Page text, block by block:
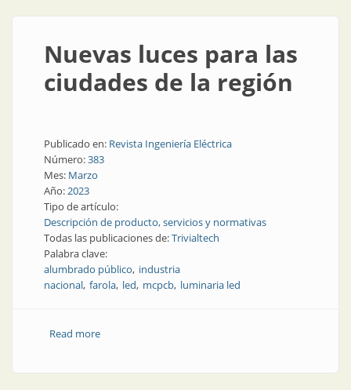
Nuevas luces para las
ciudades de la región
Publicado en: Revista Ingeniería Eléctrica
Número:383
Mes: Marzo
Año:2023
Tipo de artículo:
Descripción de producto, servicios y normativas
Todas las publicaciones de:Trivialtech
Palabra clave:
alumbrado público industria
nacional farola led mcpcb luminaria led
Read moreabout Nuevas luces para las ciudades de la región